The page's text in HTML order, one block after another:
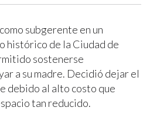
subgerente en un
histórico de la Ciudad de
sostenerse
a su madre. Decidió dejar el
debido al alto costo que
tan reducido.